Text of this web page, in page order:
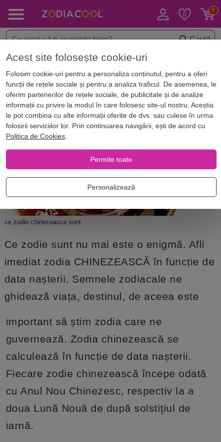
Caută
Acasă Blog Horoscop. Zodii
Ce zodie sunt în zodiacul
chinezesc?
ce zodie chinezeasca sunt
Ce zodie sunt nu mai este o enigmă. Afli
imediat zodia CHINEZEASCĂ în funcție de
data nașterii. Semnele zodiacale ne
ghidează viața, destinul, de aceea este
important să știm zodia care ne
guvernează. Zodia chinezească se
calculează în funcție de data nașterii.
Fiecare zodie chinezească începe odată
cu Anul Nou Chinezesc, respectiv la a
doua Lună Nouă de după solstiţiul de
iarnă.
Acest site folosește cookie-uri
Folosim cookie-uri pentru a personaliza conținutul, pentru a oferi
funcții de rețele sociale și pentru a analiza traficul. De asemenea, le
oferim partenerilor de rețele sociale, de publicitate și de analize
informații cu privire la modul în care folosesc site-ul nostru. Aceștia
le pot combina cu alte informații oferite de dvs. sau culese în urma
folosirii serviciilor lor. Prin continuarea navigării, ești de acord cu
Politica de Cookies.
Permite toate
Personalizează